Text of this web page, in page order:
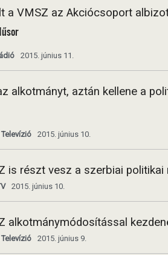
a VMSZ az Akciócsoport
2015. június 11.
alkotmányt, aztán kellene a
2015. június 10.
is részt vesz a szerbiai
2015. június 10.
alkotmánymódosítással
2015. június 9.